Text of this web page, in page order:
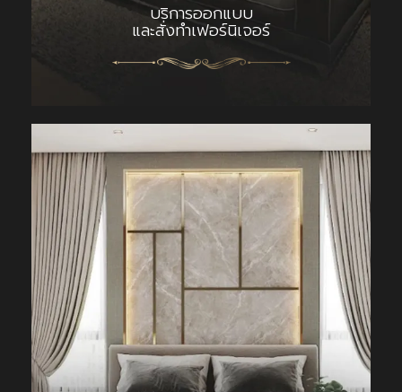
บริการออกแบบ
และสั่งทำเฟอร์นิเจอร์